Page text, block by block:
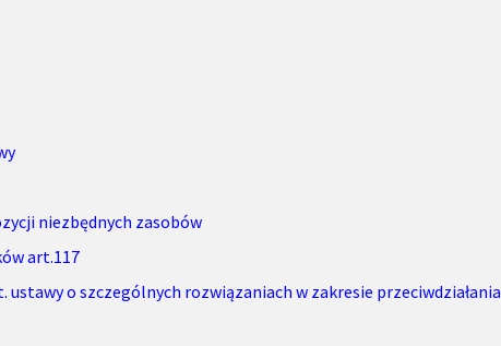
niezbędnych zasobów
art.117
ustawy o szczególnych rozwiązaniach w zakresie przeciwdziałania